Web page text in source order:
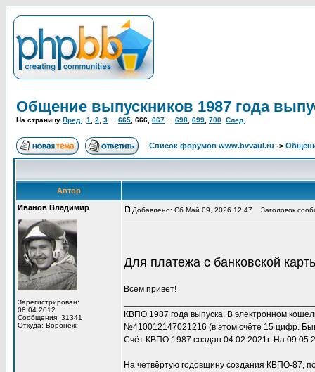
Общение выпускников 1987 года
На страницу Пред. 1 2 3 665 666 667 698 699 700 След.
Список форумов www.bvvaul.ru ->
Автор
Иванов Владимир
Зарегистрирован:
08.04.2012
Сообщения: 31341
Откуда: Воронеж
Добавлено: Сб Май 09, 2026 12:47 Заголовок
Для платежа с банковской
Всем привет!
КВПО 1987 года выпуска. В электронном
№410012147021216 (в этом счёте 15 цифр.
Счёт КВПО-1987 создан 04.02.2021г. На
На четвёртую годовщину создания КВПО-87,